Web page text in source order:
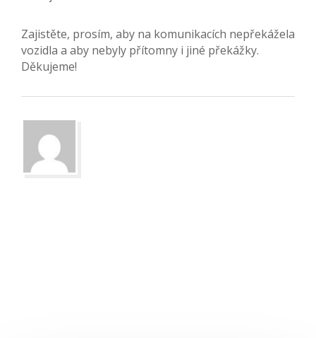
Zajistěte, prosím, aby na komunikacích nepřekážela
vozidla a aby nebyly přítomny i jiné překážky.
Děkujeme!